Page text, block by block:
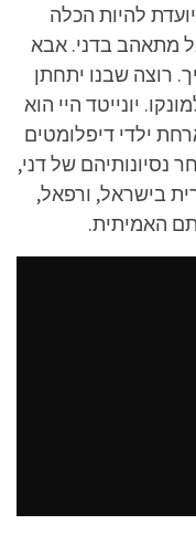
להיות הכלה
מתאהב בדני. אבא
רוצה שבנו יתחתן
יונייטד היי הוא
ילדי דיפלומטים
נסיונותיהם של דני,
בישראל, ורפאל,
האמיתית.